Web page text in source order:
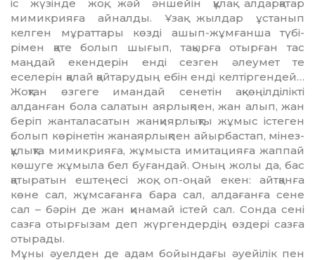
іс жүзінде жоқ, жәй ән­шейін құлақ алдарқатар
мимикрияға айналды. Ұзақ жылдар ұстанып
келген мұраттары көзді ашып-жұмғанша түбі­
рімен қате болып шығып, та­қырға отырған тас
маңдай екендерін енді сезген әлеумет те
еселерін қалай қайтарудың ебін енді келтіргендей…
Жоқтан өзгеге имандай сенетін ақ­көңілділікті
алданған бола салатын аярлықпен, жан алып, жан
беріп жан­таласатын жанқиярлықты жұ­мыс істеген
болып көрінетін жа­наяр­лықпен айырбастап, мінез-
құлықта мимикрияға, жұмыста имитацияға жаппай
көшуге жұмыла бел буғандай. Оның жолы да, бас
қатыратын еш­теңесі жоқ, оп-оңай екен: айтқанға
көне сал, жұмсағанға бара сал, алда­ғанға сене
сал – бәрін де жан қинамай істей сал. Сонда сені
сазға отырғызам деп жүргендердің өздері сазға
отырады.
Мұны әуелден де адам бойындағы әуейілік пен